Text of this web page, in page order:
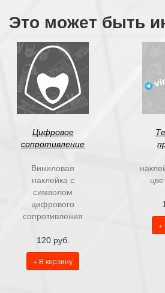
Это может быть
Цифровое
сопротивление
Виниловая
наклейка с
символом
цифрового
сопротивления
120 руб.
+ В корзину
+